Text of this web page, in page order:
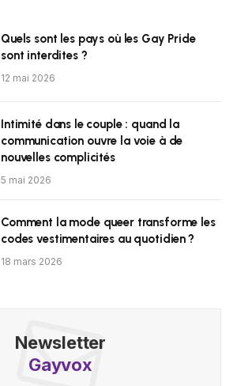
Quels sont les pays où les Gay Pride
sont interdites ?
12 mai 2026
Intimité dans le couple : quand la
communication ouvre la voie à de
nouvelles complicités
5 mai 2026
Comment la mode queer transforme les
codes vestimentaires au quotidien ?
18 mars 2026
Newsletter
Gayvox